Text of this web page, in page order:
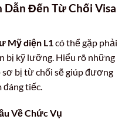
Dẫn Đến Từ Chối Visa
Mỹ diện L1 có thể gặp phải
bị kỹ lưỡng. Hiểu rõ những
sơ bị từ chối sẽ giúp đương
tiếc.
Về Chức Vụ